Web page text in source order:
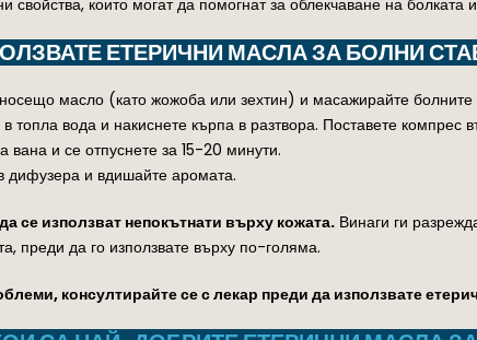
ЕТЕРИЧНИ МАСЛА ЗА БОЛНИ
масло (като жожоба или зехтин) и масажирайте болните
топла вода и накиснете кърпа в разтвора. Поставете компрес
вана и се отпуснете за 15-20 минути.
дифузера и вдишайте аромата.
се използват непокътнати върху кожата. Винаги ги
преди да го използвате върху по-голяма.
консултирайте се с лекар преди да използвате